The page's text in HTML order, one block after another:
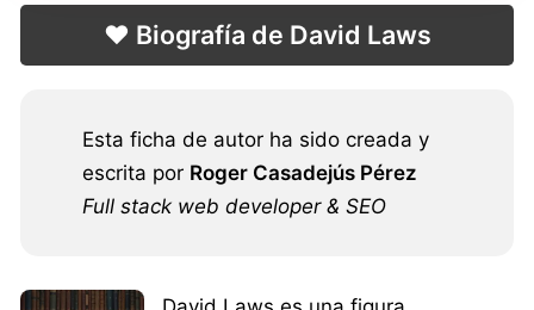
❤️ Biografía de David Laws
Esta ficha de autor ha sido creada y
escrita por Roger Casadejús Pérez
Full stack web developer & SEO